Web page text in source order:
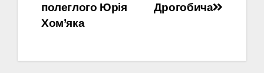
Дрогобича
полеглого Юрія
Хом’яка